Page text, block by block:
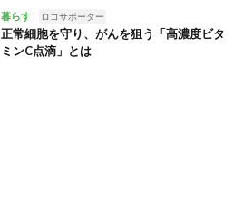
暮らす ロコサポーター
正常細胞を守り、がんを狙う「高濃度ビタ
ミンC点滴」とは